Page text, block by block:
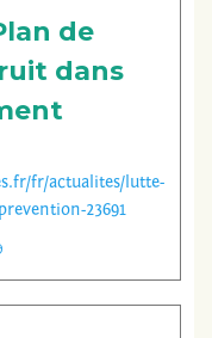
de
dans
fr/actualites/lutte-
23691